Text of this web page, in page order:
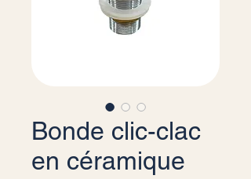
Bonde clic-clac
en céramique